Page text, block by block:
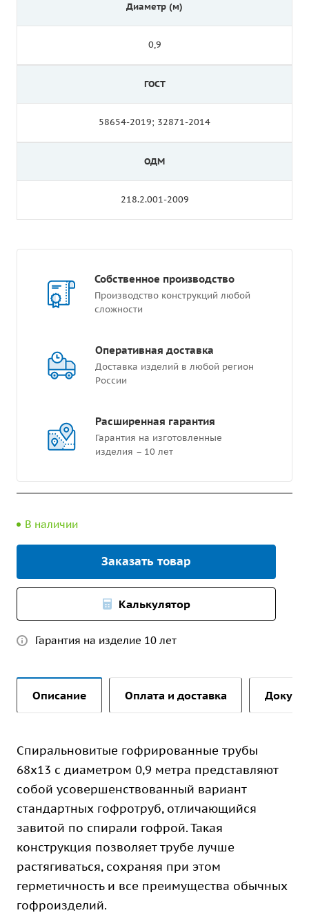
Диаметр (м)
0,9
ГОСТ
58654-2019; 32871-2014
ОДМ
218.2.001-2009
Собственное производство
Производство конструкций любой
сложности
Оперативная доставка
Доставка изделий в любой регион
России
Расширенная гарантия
Гарантия на изготовленные
изделия – 10 лет
В наличии
Заказать товар
Калькулятор
Гарантия на изделие 10 лет
Описание Оплата и доставка
Спиральновитые гофрированные трубы
68х13 с диаметром 0,9 метра представляют
собой усовершенствованный вариант
стандартных гофротруб, отличающийся
завитой по спирали гофрой. Такая
конструкция позволяет трубе лучше
растягиваться, сохраняя при этом
герметичность и все преимущества обычных
гофроизделий.